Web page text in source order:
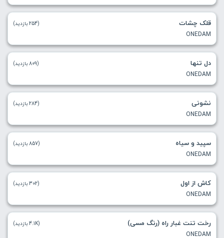
قلک چشات
ONEDAM
(254 بازدید)
دل تنها
ONEDAM
(809 بازدید)
نشونی
ONEDAM
(284 بازدید)
سپید و سیاه
ONEDAM
(857 بازدید)
کاش از اول
ONEDAM
(302 بازدید)
رخت تنت غبار راه (رنگ مسی)
ONEDAM
(4.1K بازدید)